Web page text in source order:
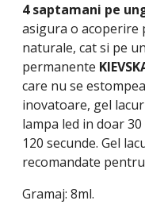
4 saptamani pe
asigura o acoperire
naturale, cat si pe
permanente
care nu se
inovatoare, gel
lampa led in doar
120 secunde. Gel
recomandate
Gramaj: 8ml.